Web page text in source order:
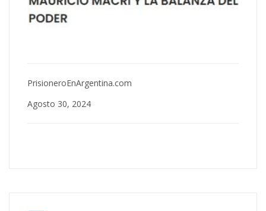
PrisioneroEnArgentina.com
Agosto 30, 2024